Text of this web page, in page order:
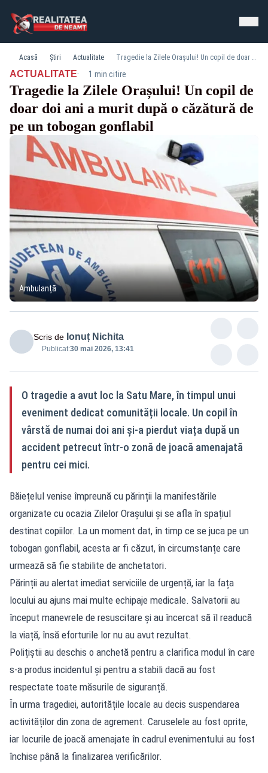
Acasă Știri Actualitate Tragedie la Zilele Orașului! Un copil de doar doi ani a murit după o căzătură de pe un tobogan gonflabil
ACTUALITATE· 1 min citire
Tragedie la Zilele Orașului! Un copil de
doar doi ani a murit după o căzătură de
pe un tobogan gonflabil
Ambulanță
Scris de Ionuț Nichita
Publicat:30 mai 2026, 13:41
O tragedie a avut loc la Satu Mare, în timpul unui
eveniment dedicat comunității locale. Un copil în
vârstă de numai doi ani și-a pierdut viața după un
accident petrecut într-o zonă de joacă amenajată
pentru cei mici.
Băiețelul venise împreună cu părinții la manifestările
organizate cu ocazia Zilelor Orașului și se afla în spațiul
destinat copiilor. La un moment dat, în timp ce se juca pe un
tobogan gonflabil, acesta ar fi căzut, în circumstanțe care
urmează să fie stabilite de anchetatori.
Părinții au alertat imediat serviciile de urgență, iar la fața
locului au ajuns mai multe echipaje medicale. Salvatorii au
început manevrele de resuscitare și au încercat să îl readucă
la viață, însă eforturile lor nu au avut rezultat.
Polițiștii au deschis o anchetă pentru a clarifica modul în care
s-a produs incidentul și pentru a stabili dacă au fost
respectate toate măsurile de siguranță.
În urma tragediei, autoritățile locale au decis suspendarea
activităților din zona de agrement. Caruselele au fost oprite,
iar locurile de joacă amenajate în cadrul evenimentului au fost
închise până la finalizarea verificărilor.